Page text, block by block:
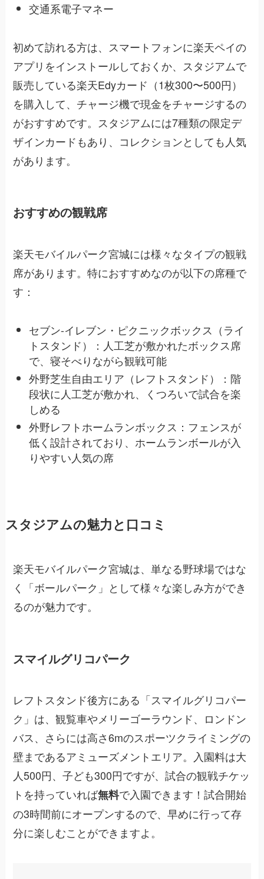
交通系電子マネー
初めて訪れる方は、スマートフォンに楽天ペイの
アプリをインストールしておくか、スタジアムで
販売している楽天Edyカード（1枚300〜500円）
を購入して、チャージ機で現金をチャージするの
がおすすめです。スタジアムには7種類の限定デ
ザインカードもあり、コレクションとしても人気
があります。
おすすめの観戦席
楽天モバイルパーク宮城には様々なタイプの観戦
席があります。特におすすめなのが以下の席種で
す：
セブン-イレブン・ピクニックボックス（ライ
トスタンド）：人工芝が敷かれたボックス席
で、寝そべりながら観戦可能
外野芝生自由エリア（レフトスタンド）：階
段状に人工芝が敷かれ、くつろいで試合を楽
しめる
外野レフトホームランボックス：フェンスが
低く設計されており、ホームランボールが入
りやすい人気の席
スタジアムの魅力と口コミ
楽天モバイルパーク宮城は、単なる野球場ではな
く「ボールパーク」として様々な楽しみ方ができ
るのが魅力です。
スマイルグリコパーク
レフトスタンド後方にある「スマイルグリコパー
ク」は、観覧車やメリーゴーラウンド、ロンドン
バス、さらには高さ6mのスポーツクライミングの
壁まであるアミューズメントエリア。入園料は大
人500円、子ども300円ですが、試合の観戦チケッ
トを持っていれば無料で入園できます！試合開始
の3時間前にオープンするので、早めに行って存
分に楽しむことができますよ。